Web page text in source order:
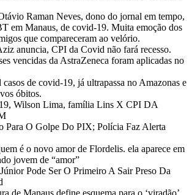
Raman Neves, dono do jornal em tempo,
em Manaus, de covid-19. Muita emoção dos
que compareceram ao velório.
anuncia, CPI da Covid não fará recesso.
vencidas da AstraZeneca foram aplicadas no
de covid-19, já ultrapassa no Amazonas e
óbitos.
Wilson Lima, família Lins X CPI DA
Para O Golpe Do PIX; Polícia Faz Alerta
é o novo amor de Flordelis. ela aparece em
jovem de “amor”
Pode Ser O Primeiro A Sair Preso Da
de Manaus define esquema para o ‘viradão’